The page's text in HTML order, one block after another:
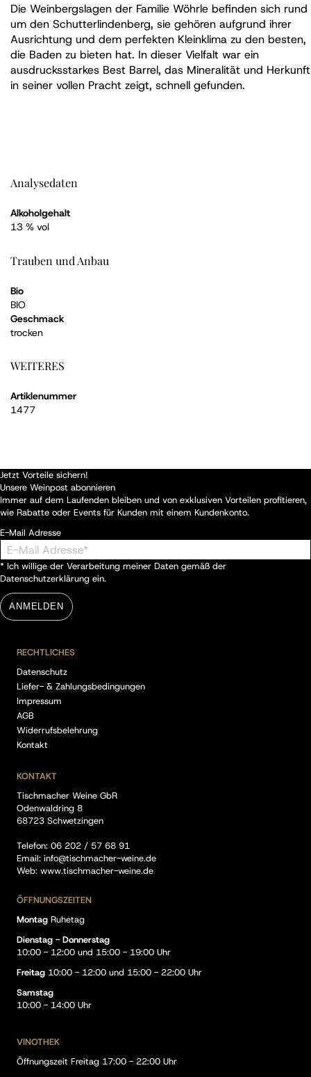
Die Weinbergslagen der Familie Wöhrle befinden sich rund
um den Schutterlindenberg, sie gehören aufgrund ihrer
Ausrichtung und dem perfekten Kleinklima zu den besten,
die Baden zu bieten hat. In dieser Vielfalt war ein
ausdrucksstarkes Best Barrel, das Mineralität und Herkunft
in seiner vollen Pracht zeigt, schnell gefunden.
Analysedaten
Alkoholgehalt
13 % vol
Trauben und Anbau
Bio
BIO
Geschmack
trocken
WEITERES
Artiklenummer
1477
Jetzt Vorteile sichern!
Unsere Weinpost abonnieren
Immer auf dem Laufenden bleiben und von exklusiven Vorteilen profitieren,
wie Rabatte oder Events für Kunden mit einem Kundenkonto.
E-Mail Adresse
* Ich willige der Verarbeitung meiner Daten gemäß der
Datenschutzerklärung ein.
ANMELDEN
RECHTLICHES
Datenschutz
Liefer- & Zahlungsbedingungen
Impressum
AGB
Widerrufsbelehrung
Kontakt
KONTAKT
Tischmacher Weine GbR
Odenwaldring 8
68723 Schwetzingen
Telefon: 06 202 / 57 68 91
Email: info@tischmacher-weine.de
Web: www.tischmacher-weine.de
ÖFFNUNGSZEITEN
Montag Ruhetag
Dienstag - Donnerstag
10:00 - 12:00 und 15:00 - 19:00 Uhr
Freitag 10:00 - 12:00 und 15:00 - 22:00 Uhr
Samstag
10:00 - 14:00 Uhr
VINOTHEK
Öffnungszeit Freitag 17:00 - 22:00 Uhr